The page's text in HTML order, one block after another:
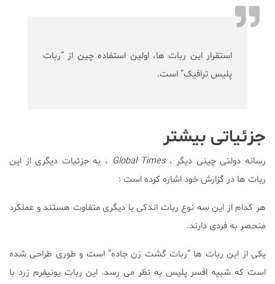
استقرار این ربات ها، اولین استفاده چین از “ربات
پلیس ترافیک” است.
جزئیاتی بیشتر
رسانه دولتی چینی دیگر ،Global Times ، به جزئیات دیگری از این
ربات ها در گزارش خود اشاره کرده است :
هر کدام از این سه نوع ربات اندکی با دیگری متفاوت هستند و عملکرد
منحصر به فردی دارند.
یکی از این ربات ها “ربات گشت زن جاده” است و طوری طراحی شده
است که شبیه افسر پلیس به نظر می رسد. این ربات یونیفرم زرد با